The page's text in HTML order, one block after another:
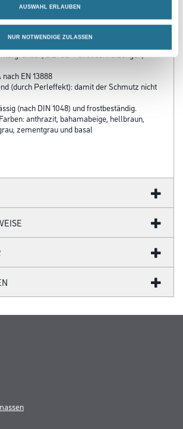
AUSWAHL ERLAUBEN
NUR NOTWENDIGE ZULASSEN
mit Extra-Haftformel: für besonders
bei nicht­saugenden Fliesen (z.B.
Verfugen von Belagsflächen auf
z.B. auf Fußbodenheizungen,
EN 13888
(durch Perleffekt): damit der Schmutz nicht
(nach DIN 1048) und frostbeständig.
anthrazit, bahamabeige, hellbraun,
zementgrau und basal